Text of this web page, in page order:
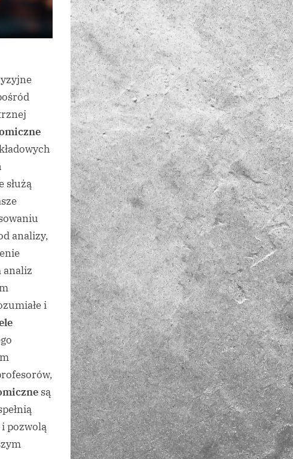
służą
analizy,
analiz
i
są
pozwolą